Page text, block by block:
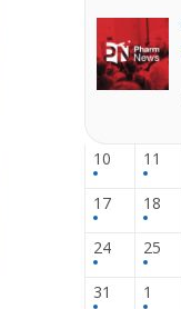
10 11
17 18
24 25
31 1